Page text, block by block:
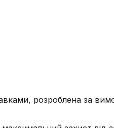
розроблена за